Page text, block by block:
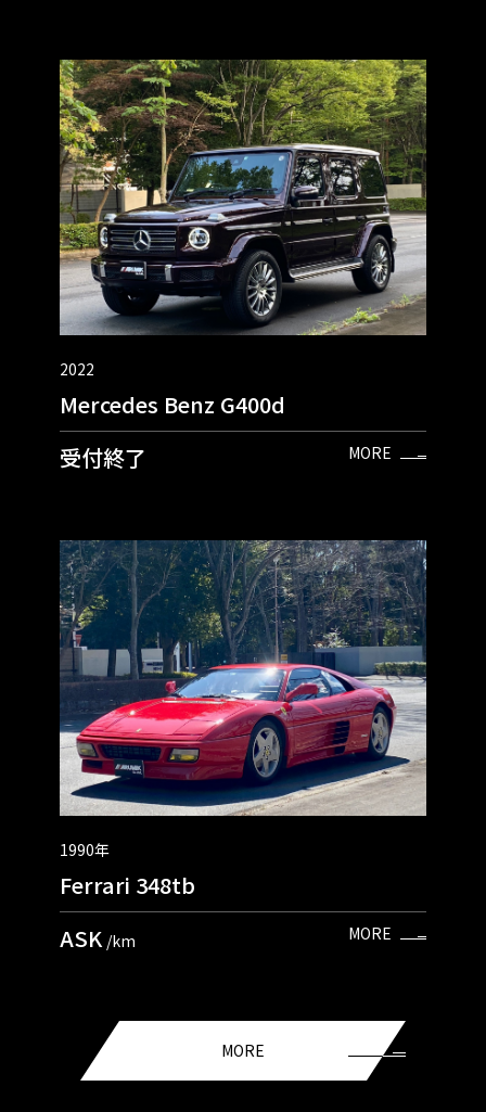
2022
Mercedes Benz G400d
受付終了
MORE
1990年
Ferrari 348tb
ASK /km MORE
MORE